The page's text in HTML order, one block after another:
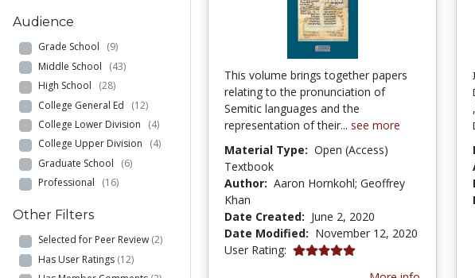
Audience
Grade School (9)
Middle School (43)
High School (28)
College General Ed (12)
College Lower Division (4)
College Upper Division (4)
Graduate School (6)
Professional (16)
Other Filters
Selected for Peer Review (2)
Has User Ratings (12)
This volume brings together papers
relating to the pronunciation of
Semitic languages and the
representation of their... see more
Material Type: Open (Access)
Textbook
Author: Aaron Hornkohl; Geoffrey
Khan
Date Created: June 2, 2020
Date Modified: November 12, 2020
User Rating: 5.0 stars